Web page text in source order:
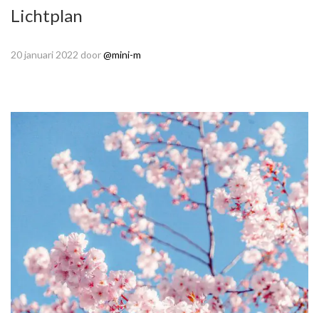
Lichtplan
20 januari 2022 door@mini-m